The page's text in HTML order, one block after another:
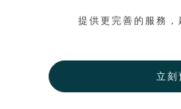
提供更完善的服務，
立刻